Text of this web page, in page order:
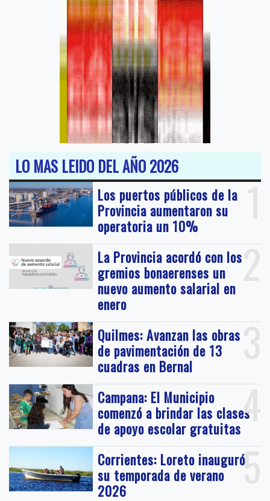
LO MAS LEIDO DEL AÑO 2026
1
Los puertos públicos de la
Provincia aumentaron su
operatoria un 10%
2
La Provincia acordó con los
gremios bonaerenses un
nuevo aumento salarial en
enero
3
Quilmes: Avanzan las obras
de pavimentación de 13
cuadras en Bernal
4
Campana: El Municipio
comenzó a brindar las clases
de apoyo escolar gratuitas
5
Corrientes: Loreto inauguró
su temporada de verano
2026